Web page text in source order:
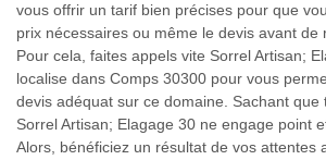
vous offrir un tarif bien précises pour que
prix nécessaires ou même le devis avant de
Pour cela, faites appels vite Sorrel Artisan;
localise dans Comps 30300 pour vous
devis adéquat sur ce domaine. Sachant que
Sorrel Artisan; Elagage 30 ne engage point
Alors, bénéficiez un résultat de vos attentes